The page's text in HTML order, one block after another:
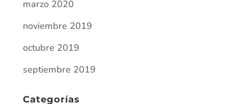
Actividades escolares
Comunicados
COVID-19
Erasmus